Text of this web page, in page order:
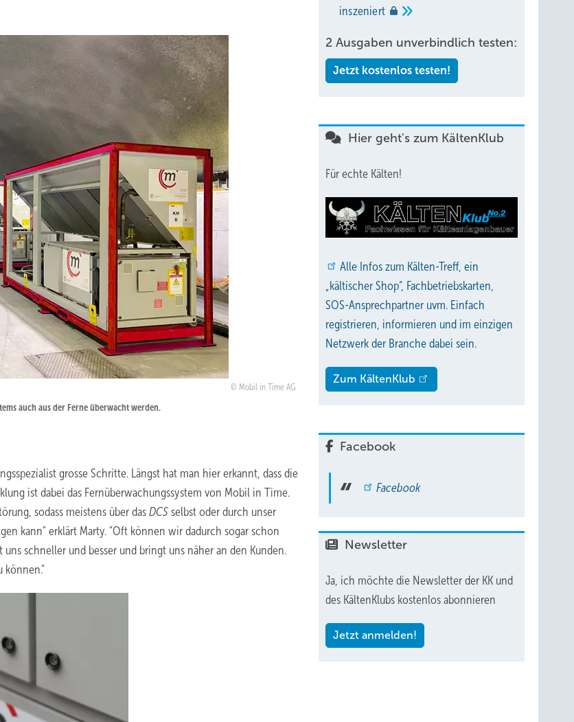
Mobil in Time AG
auch aus der Ferne überwacht werden.
grosse Schritte. Längst hat man hier erkannt, dass die
ist dabei das Fernüberwachungssystem von Mobil in Time.
sodass meistens über dasDCS selbst oder durch unser
kann" erklärt Marty. "Oft können wir dadurch sogar schon
schneller und besser und bringt uns näher an den Kunden.
können."
inszeniert
2 Ausgaben unverbindlich testen:
Jetzt kostenlos testen!
Hier geht's zum KältenKlub
Für echte Kälten!
Alle Infos zum Kälten-Treff, ein
„kältischer Shop“, Fachbetriebskarten,
SOS-Ansprechpartner uvm. Einfach
registrieren, informieren und im einzigen
Netzwerk der Branche dabei sein.
Zum KältenKlub
Facebook
Facebook
Newsletter
Ja, ich möchte die Newsletter der KK und
des KältenKlubs kostenlos abonnieren
Jetzt anmelden!